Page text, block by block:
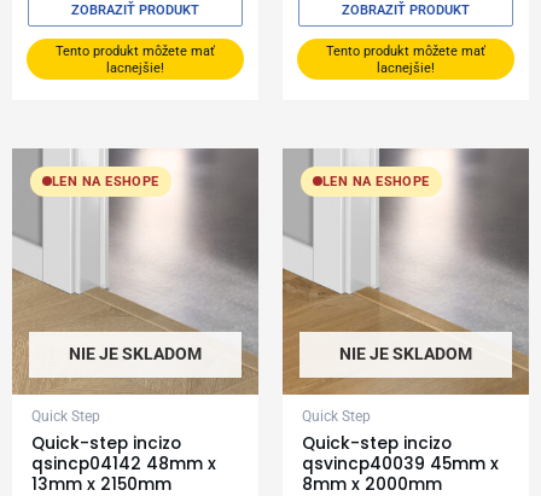
Tento produkt môžete mať
lacnejšie!
ZOBRAZIŤ PRODUKT
Tento produkt môžete mať
lacnejšie!
ZOBRAZIŤ PRODUKT
LEN NA ESHOPE
NIE JE SKLADOM
Quick Step
Quick-step incizo
qsincp04142 48mm x
13mm x 2150mm
LEN NA ESHOPE
NIE JE SKLADOM
Quick Step
Quick-step incizo
qsvincp40039 45mm x
8mm x 2000mm